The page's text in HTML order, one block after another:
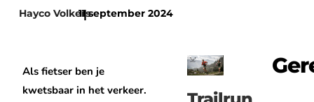
Hayco Volkers
|
11 september 2024
Als fietser ben je
kwetsbaar in het verkeer.